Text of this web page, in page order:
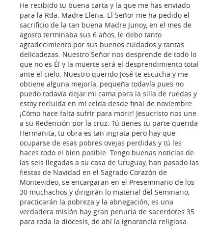
He recibido tu buena carta y la que me has enviado
para la Rda. Madre Elena. El Señor me ha pedido el
sacrificio de la tan buena Madre Junoy, en el mes de
agosto terminaba sus 6 años, le debo tanto
agradecimiento por sus buenos cuidados y tantas
delicadezas. Nuestro Señor nos desprende de todo lo
que no es Él y la muerte será el desprendimiento total
ante el cielo. Nuestro querido José te escucha y me
obtiene alguna mejoría, pequeña todavía pues no
puedo todavía dejar mi cama para la silla de ruedas y
estoy recluida en mi celda desde final de noviembre.
¡Cómo hace falta sufrir para morir! Jesucristo nos une
a su Redención por la cruz. Tú tienes tu parte querida
Hermanita, tu obra es tan ingrata pero hay que
ocuparse de esas pobres ovejas perdidas y tú les
haces todo el bien posible. Tengo buenas noticias de
las seis llegadas a su casa de Uruguay, han pasado las
fiestas de Navidad en el Sagrado Corazón de
Montevideo, se encargaran en el Preseminario de los
30 muchachos y dirigirán lo material del Seminario,
practicarán la pobreza y la abnegación, es una
verdadera misión hay gran penuria de sacerdotes 35
para toda la diócesis, de ahí la ignorancia religiosa.